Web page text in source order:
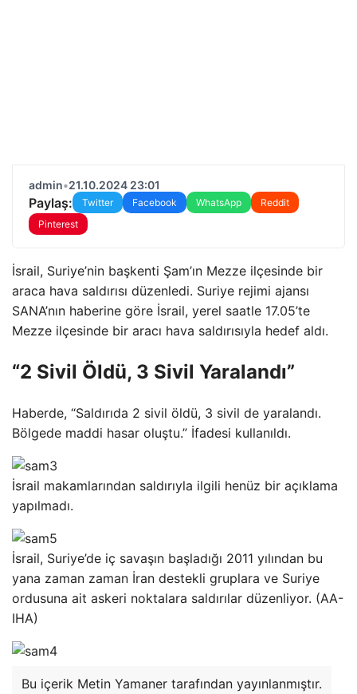
admin•21.10.2024 23:01
Paylaş: Twitter Facebook WhatsApp
Reddit
Pinterest
İsrail, Suriye’nin başkenti Şam’ın Mezze ilçesinde bir
araca hava saldırısı düzenledi. Suriye rejimi ajansı
SANA’nın haberine göre İsrail, yerel saatle 17.05’te
Mezze ilçesinde bir aracı hava saldırısıyla hedef aldı.
“2 Sivil Öldü, 3 Sivil Yaralandı”
Haberde, “Saldırıda 2 sivil öldü, 3 sivil de yaralandı.
Bölgede maddi hasar oluştu.” İfadesi kullanıldı.
İsrail makamlarından saldırıyla ilgili henüz bir açıklama
yapılmadı.
İsrail, Suriye’de iç savaşın başladığı 2011 yılından bu
yana zaman zaman İran destekli gruplara ve Suriye
ordusuna ait askeri noktalara saldırılar düzenliyor. (AA-
IHA)
Bu içerik Metin Yamaner tarafından yayınlanmıştır.